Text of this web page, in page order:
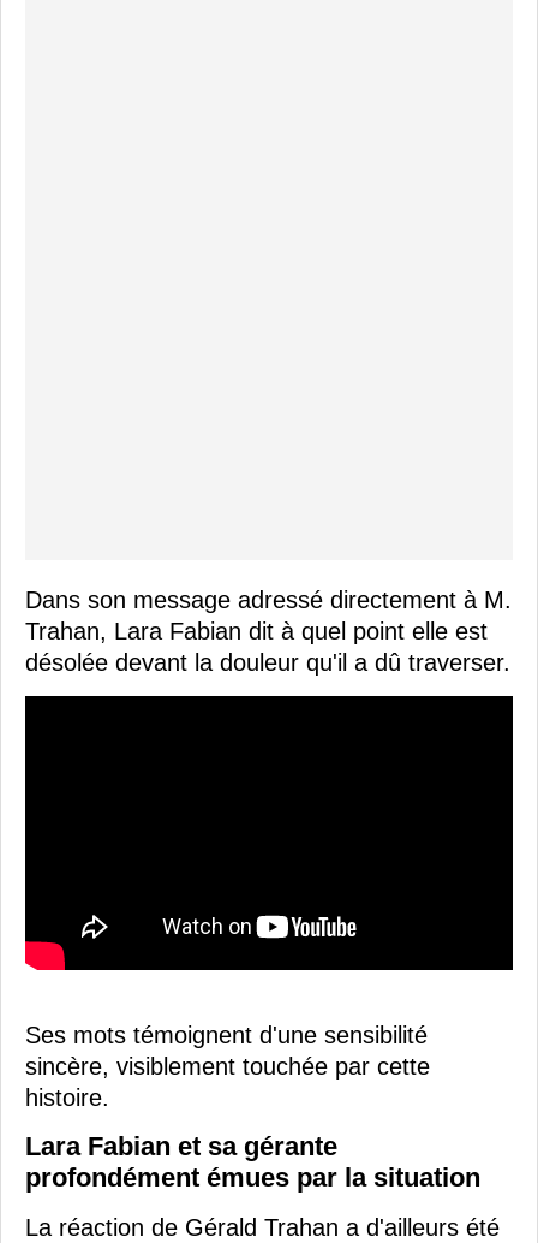
Dans son message adressé directement à M.
Trahan, Lara Fabian dit à quel point elle est
désolée devant la douleur qu'il a dû traverser.
Ses mots témoignent d'une sensibilité
sincère, visiblement touchée par cette
histoire.
Lara Fabian et sa gérante
profondément émues par la situation
La réaction de Gérald Trahan a d'ailleurs été